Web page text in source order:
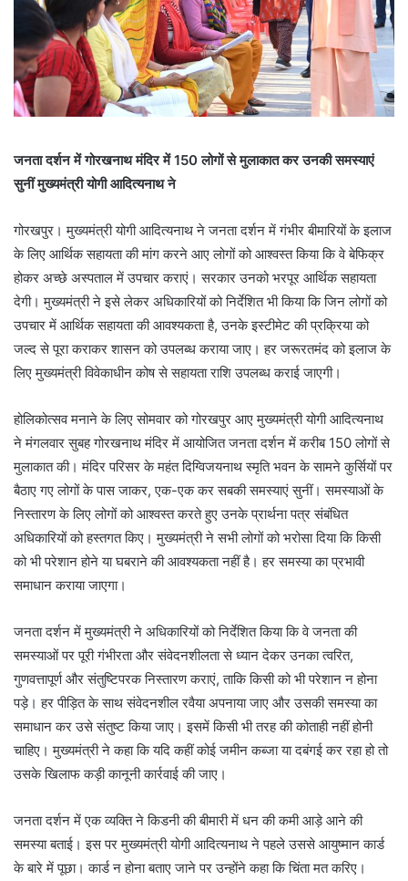
जनता दर्शन में गोरखनाथ मंदिर में 150 लोगों से मुलाकात कर उनकी समस्याएं
सुनीं मुख्यमंत्री योगी आदित्यनाथ ने
गोरखपुर। मुख्यमंत्री योगी आदित्यनाथ ने जनता दर्शन में गंभीर बीमारियों के इलाज
के लिए आर्थिक सहायता की मांग करने आए लोगों को आश्वस्त किया कि वे बेफिक्र
होकर अच्छे अस्पताल में उपचार कराएं। सरकार उनको भरपूर आर्थिक सहायता
देगी। मुख्यमंत्री ने इसे लेकर अधिकारियों को निर्देशित भी किया कि जिन लोगों को
उपचार में आर्थिक सहायता की आवश्यकता है, उनके इस्टीमेट की प्रक्रिया को
जल्द से पूरा कराकर शासन को उपलब्ध कराया जाए। हर जरूरतमंद को इलाज के
लिए मुख्यमंत्री विवेकाधीन कोष से सहायता राशि उपलब्ध कराई जाएगी।
होलिकोत्सव मनाने के लिए सोमवार को गोरखपुर आए मुख्यमंत्री योगी आदित्यनाथ
ने मंगलवार सुबह गोरखनाथ मंदिर में आयोजित जनता दर्शन में करीब 150 लोगों से
मुलाकात की। मंदिर परिसर के महंत दिग्विजयनाथ स्मृति भवन के सामने कुर्सियों पर
बैठाए गए लोगों के पास जाकर, एक-एक कर सबकी समस्याएं सुनीं। समस्याओं के
निस्तारण के लिए लोगों को आश्वस्त करते हुए उनके प्रार्थना पत्र संबंधित
अधिकारियों को हस्तगत किए। मुख्यमंत्री ने सभी लोगों को भरोसा दिया कि किसी
को भी परेशान होने या घबराने की आवश्यकता नहीं है। हर समस्या का प्रभावी
समाधान कराया जाएगा।
जनता दर्शन में मुख्यमंत्री ने अधिकारियों को निर्देशित किया कि वे जनता की
समस्याओं पर पूरी गंभीरता और संवेदनशीलता से ध्यान देकर उनका त्वरित,
गुणवत्तापूर्ण और संतुष्टिपरक निस्तारण कराएं, ताकि किसी को भी परेशान न होना
पड़े। हर पीड़ित के साथ संवेदनशील रवैया अपनाया जाए और उसकी समस्या का
समाधान कर उसे संतुष्ट किया जाए। इसमें किसी भी तरह की कोताही नहीं होनी
चाहिए। मुख्यमंत्री ने कहा कि यदि कहीं कोई जमीन कब्जा या दबंगई कर रहा हो तो
उसके खिलाफ कड़ी कानूनी कार्रवाई की जाए।
जनता दर्शन में एक व्यक्ति ने किडनी की बीमारी में धन की कमी आड़े आने की
समस्या बताई। इस पर मुख्यमंत्री योगी आदित्यनाथ ने पहले उससे आयुष्मान कार्ड
के बारे में पूछा। कार्ड न होना बताए जाने पर उन्होंने कहा कि चिंता मत करिए।